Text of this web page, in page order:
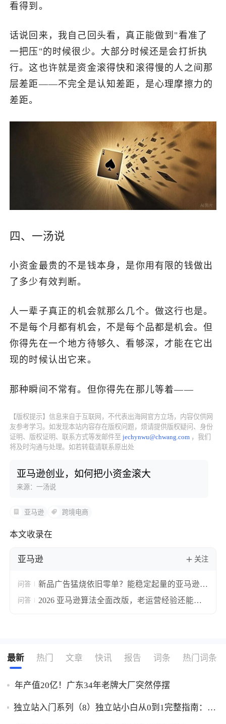
看得到。
话说回来，我自己回头看，真正能做到"看准了
一把压"的时候很少。大部分时候还是会打折执
行。这也许就是资金滚得快和滚得慢的人之间那
层差距——不完全是认知差距，是心理摩擦力的
差距。
四、一汤说
小资金最贵的不是钱本身，是你用有限的钱做出
了多少有效判断。
人一辈子真正的机会就那么几个。做这行也是。
不是每个月都有机会，不是每个品都是机会。但
你得先在一个地方待够久、看够深，才能在它出
现的时候认出它来。
那种瞬间不常有。但你得先在那儿等着——
【版权提示】信息来自于互联网，不代表出海网官方立场，内容仅供网
友参考学习。如发现本站内容存在版权问题，烦请提供版权疑问、身份
证明、版权证明、联系方式等发邮件至jechynwu@chwang.com ，我们
将及时沟通与处理。如若转载请联系原出处
亚马逊创业，如何把小资金滚大
来源：一汤说
亚马逊 跨境电商
本文收录在
亚马逊 关注
问答
新品广告猛烧依旧零单？能稳定起量的亚马逊推
广核心三步拆解思路
问答
2026 亚马逊算法全面改版，老运营经验还能用
最新 热门 文章 快讯 报告 词条 热门词条
年产值20亿！广东34年老牌大厂突然停摆
独立站入门系列（8）独立站小白从0到1完整指南：建